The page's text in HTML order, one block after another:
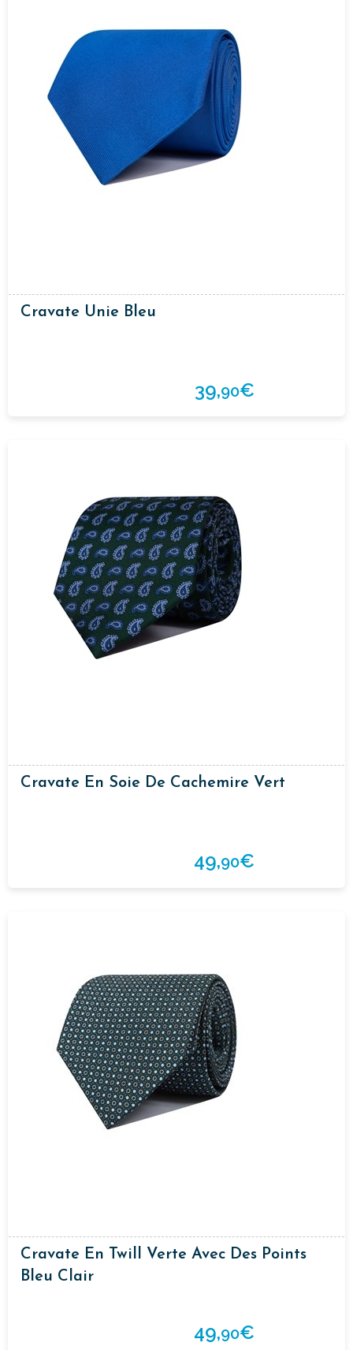
Cravate Unie Bleu
39,90€
Cravate En Soie De Cachemire Vert
49,90€
Cravate En Twill Verte Avec Des Points
Bleu Clair
49,90€